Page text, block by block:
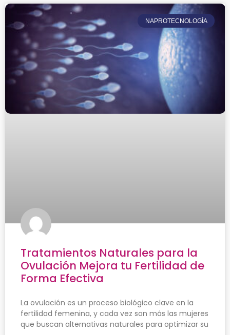
NAPROTECNOLOGÍA
Tratamientos Naturales para la
Ovulación Mejora tu Fertilidad de
Forma Efectiva
La ovulación es un proceso biológico clave en la
fertilidad femenina, y cada vez son más las mujeres
que buscan alternativas naturales para optimizar su